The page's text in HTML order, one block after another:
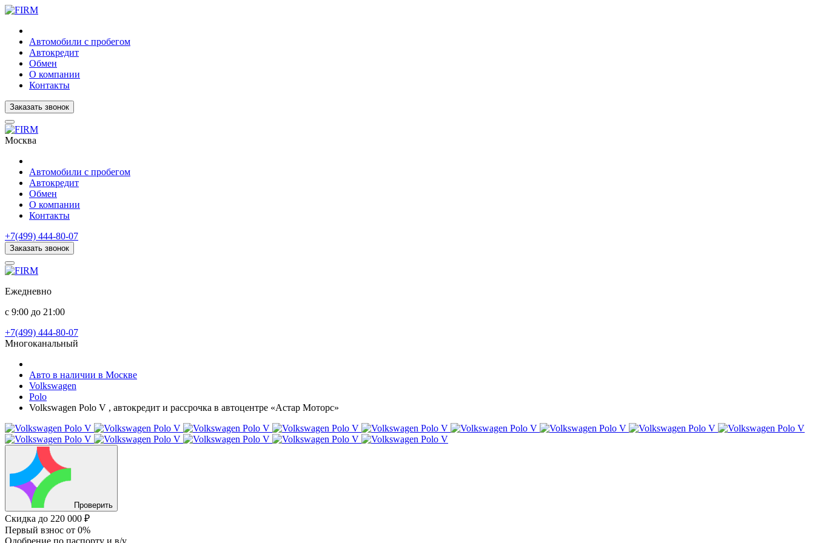
Автомобили с пробегом
Автокредит
Обмен
О компании
Контакты
Заказать звонок
Москва
Автомобили с пробегом
Автокредит
Обмен
О компании
Контакты
+7(499) 444-80-07
Заказать звонок
Ежедневно
с 9:00 до 21:00
+7(499) 444-80-07
Многоканальный
Авто в наличии в Москве
Volkswagen
Polo
Volkswagen Polo V , автокредит и рассрочка в автоцентре «Астар Моторс»
Проверить
Скидка до 220 000 ₽
Первый взнос от 0%
Одобрение по паспорту и в/у